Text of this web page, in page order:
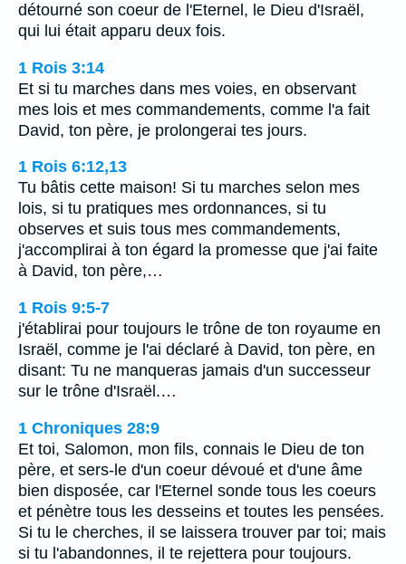
détourné son coeur de l'Eternel, le Dieu d'Israël,
qui lui était apparu deux fois.
1 Rois 3:14
Et si tu marches dans mes voies, en observant
mes lois et mes commandements, comme l'a fait
David, ton père, je prolongerai tes jours.
1 Rois 6:12,13
Tu bâtis cette maison! Si tu marches selon mes
lois, si tu pratiques mes ordonnances, si tu
observes et suis tous mes commandements,
j'accomplirai à ton égard la promesse que j'ai faite
à David, ton père,…
1 Rois 9:5-7
j'établirai pour toujours le trône de ton royaume en
Israël, comme je l'ai déclaré à David, ton père, en
disant: Tu ne manqueras jamais d'un successeur
sur le trône d'Israël.…
1 Chroniques 28:9
Et toi, Salomon, mon fils, connais le Dieu de ton
père, et sers-le d'un coeur dévoué et d'une âme
bien disposée, car l'Eternel sonde tous les coeurs
et pénètre tous les desseins et toutes les pensées.
Si tu le cherches, il se laissera trouver par toi; mais
si tu l'abandonnes, il te rejettera pour toujours.